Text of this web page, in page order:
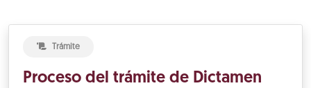
Trámite
Proceso del trámite de Dictamen